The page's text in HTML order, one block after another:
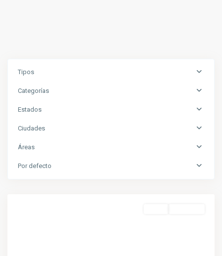
Tipos
Categorías
Estados
Ciudades
Áreas
Por defecto